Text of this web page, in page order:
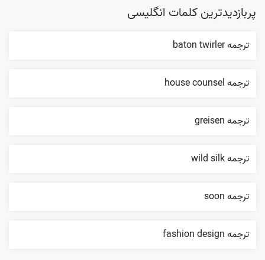
پربازدیدترین کلمات انگلیسی
ترجمه baton twirler
ترجمه house counsel
ترجمه greisen
ترجمه wild silk
ترجمه soon
ترجمه fashion design